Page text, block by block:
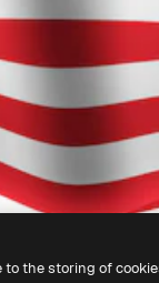
to the storing of